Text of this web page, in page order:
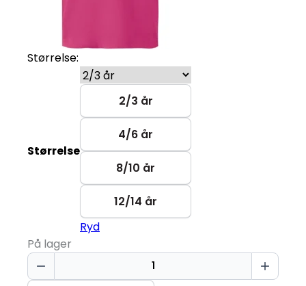
Størrelse:
Størrelse
2/3 år
4/6 år
8/10 år
12/14 år
Ryd
På lager
Dino
Fødselsdag